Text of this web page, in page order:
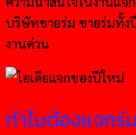
บริษัทขายร่ม ขายร่มทั้
งานด่วน
ทำไมต้องแจกร่